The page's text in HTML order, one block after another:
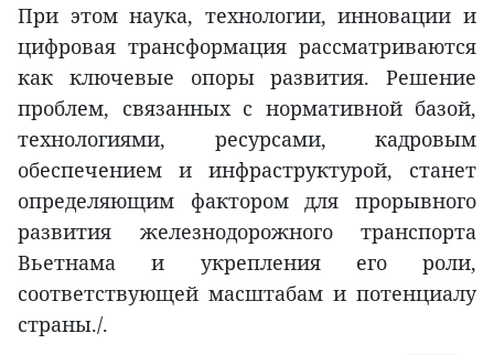
При этом наука, технологии, инновации и
цифровая трансформация рассматриваются
как ключевые опоры развития. Решение
проблем, связанных с нормативной базой,
технологиями, ресурсами, кадровым
обеспечением и инфраструктурой, станет
определяющим фактором для прорывного
развития железнодорожного транспорта
Вьетнама и укрепления его роли,
соответствующей масштабам и потенциалу
страны./.